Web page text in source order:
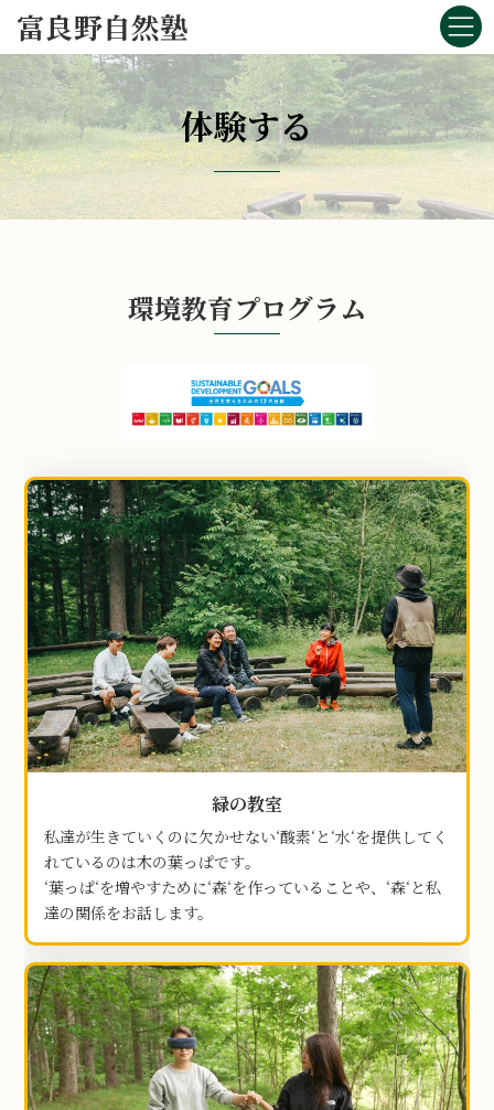
テ
ン
ツ
へ
ス
キ
ッ
プ
ゲ
ー
シ
ョ
ン
に
移
動
富良野自然塾
体験する
環境教育プログラム
緑の教室
私達が生きていくのに欠かせない‘酸素‘と‘水‘を提供してく
れているのは木の葉っぱです｡
‘葉っぱ‘を増やすために‘森‘を作っていることや、‘森‘と私
達の関係をお話します。